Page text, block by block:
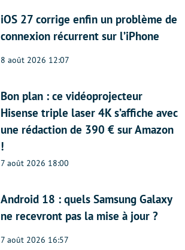
iOS 27 corrige enfin un problème de
connexion récurrent sur l’iPhone
8 août 2026 12:07
Bon plan : ce vidéoprojecteur
Hisense triple laser 4K s’affiche avec
une rédaction de 390 € sur Amazon
!
7 août 2026 18:00
Android 18 : quels Samsung Galaxy
ne recevront pas la mise à jour ?
7 août 2026 16:57